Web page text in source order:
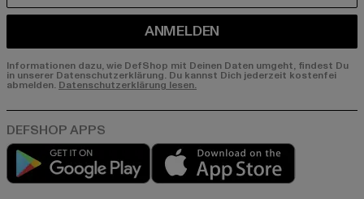
ANMELDEN
Informationen dazu, wie DefShop mit Deinen Daten umgeht, findest Du
in unserer Datenschutzerklärung. Du kannst Dich jederzeit kostenfei
abmelden. Datenschutzerklärung lesen.
Play market